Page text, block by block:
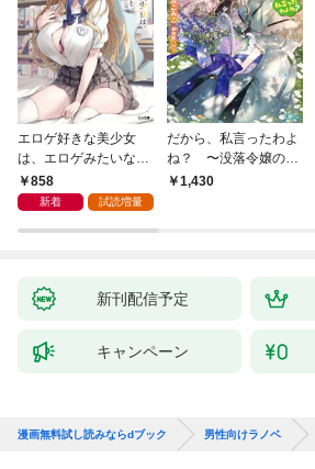
エロゲ好きな美少女
は、エロゲみたいなこ
と全部シてほしい【電
子ＳＳ特典付き】
858
新着 試読増量
だから、私言ったわよ
ね？ 〜没落令嬢の案
外楽しい領地改革〜
1,430
新刊配信予定
キャンペーン
漫画無料試し読みならdブック 男性向けラノベ